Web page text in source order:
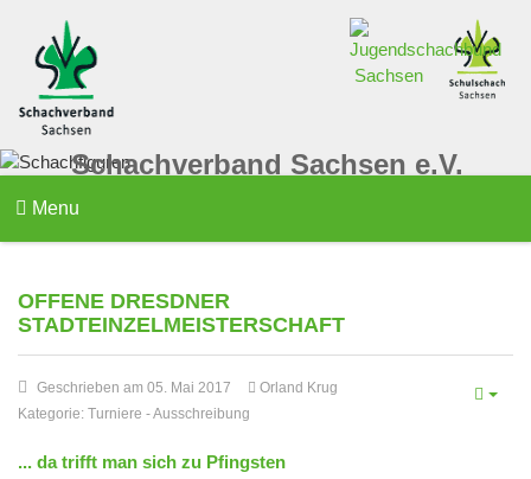
Schachverband Sachsen e.V.
Menu
OFFENE DRESDNER
STADTEINZELMEISTERSCHAFT
Geschrieben am 05. Mai 2017
Orland Krug
Kategorie: Turniere -Ausschreibung
... da trifft man sich zu Pfingsten